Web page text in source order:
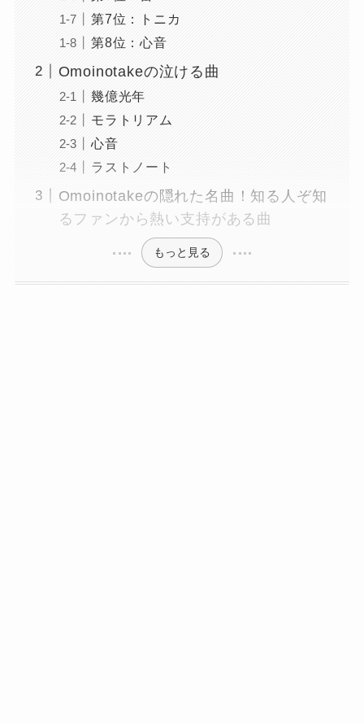
第7位：トニカ
第8位：心音
Omoinotakeの泣ける曲
幾億光年
モラトリアム
心音
ラストノート
Omoinotakeの隠れた名曲！知る人ぞ知
るファンから熱い支持がある曲
もっと見る